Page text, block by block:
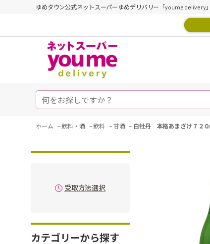
ゆめタウン公式ネットスーパーゆめデリバリー「youme delivery」
ホーム -飲料・酒 -飲料 - 甘酒 - 白牡丹 本格あまざけ７２０
受取方法選択
カテゴリーから探す